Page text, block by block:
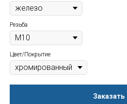
Резьба
Цвет/Покрытие
Заказать